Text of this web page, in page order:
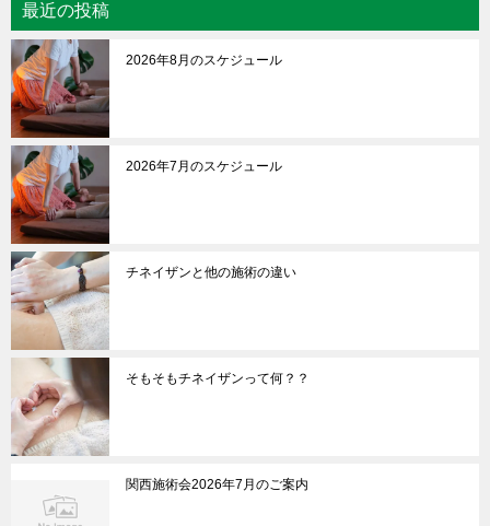
最近の投稿
2026年8月のスケジュール
2026年7月のスケジュール
チネイザンと他の施術の違い
そもそもチネイザンって何？？
関西施術会2026年7月のご案内